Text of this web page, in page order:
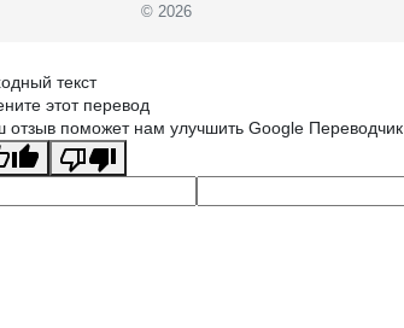
© 2026
текст
этот перевод
отзыв поможет нам улучшить Google Переводчик